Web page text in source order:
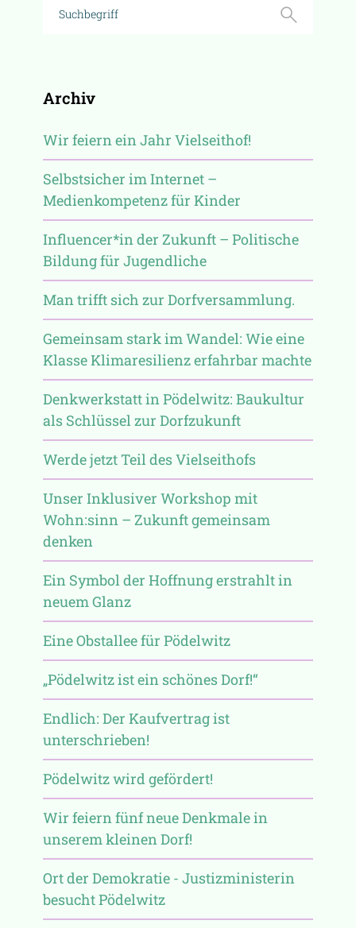
Archiv
Wir feiern ein Jahr Vielseithof!
Selbstsicher im Internet –
Medienkompetenz für Kinder
Influencer*in der Zukunft – Politische
Bildung für Jugendliche
Man trifft sich zur Dorfversammlung.
Gemeinsam stark im Wandel: Wie eine
Klasse Klimaresilienz erfahrbar machte
Denkwerkstatt in Pödelwitz: Baukultur
als Schlüssel zur Dorfzukunft
Werde jetzt Teil des Vielseithofs
Unser Inklusiver Workshop mit
Wohn:sinn – Zukunft gemeinsam
denken
Ein Symbol der Hoffnung erstrahlt in
neuem Glanz
Eine Obstallee für Pödelwitz
„Pödelwitz ist ein schönes Dorf!“
Endlich: Der Kaufvertrag ist
unterschrieben!
Pödelwitz wird gefördert!
Wir feiern fünf neue Denkmale in
unserem kleinen Dorf!
Ort der Demokratie - Justizministerin
besucht Pödelwitz